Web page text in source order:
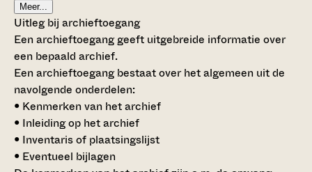
Meer...
Uitleg bij archieftoegang
Een archieftoegang geeft uitgebreide informatie over
een bepaald archief.
Een archieftoegang bestaat over het algemeen uit de
navolgende onderdelen:
• Kenmerken van het archief
• Inleiding op het archief
• Inventaris of plaatsingslijst
• Eventueel bijlagen